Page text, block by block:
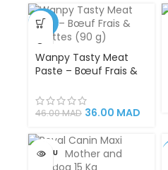
Nutritionnels
Spécifiques des Chiots
Miniatures
-22%
Wanpy Tasty Meat
Paste – Bœuf Frais &
46.00MAD 36.00 MAD
VENDU